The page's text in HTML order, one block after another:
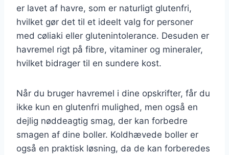
er lavet af havre, som er naturligt glutenfri,
hvilket gør det til et ideelt valg for personer
med cøliaki eller glutenintolerance. Desuden er
havremel rigt på fibre, vitaminer og mineraler,
hvilket bidrager til en sundere kost.
Når du bruger havremel i dine opskrifter, får du
ikke kun en glutenfri mulighed, men også en
dejlig nøddeagtig smag, der kan forbedre
smagen af dine boller. Koldhævede boller er
også en praktisk løsning, da de kan forberedes